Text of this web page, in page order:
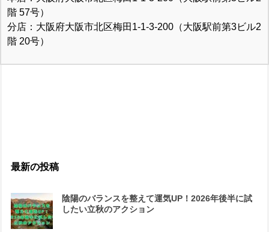
階 57号）
分店：大阪府大阪市北区梅田1-1-3-200（大阪駅前第3ビル2
階 20号）
最新の投稿
陰陽のバランスを整えて運気UP！2026年後半に試
したい立秋のアクション